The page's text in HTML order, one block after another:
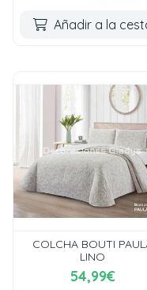
Añadir a la
COLCHA BOUTI
LINO
54,99€